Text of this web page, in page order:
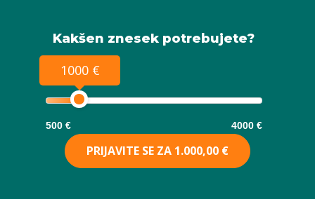
Kakšen znesek potrebujete?
1000 €
500 € 4000 €
PRIJAVITE SE ZA 1.000,00 €